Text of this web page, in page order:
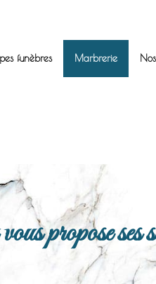
funèbres Marbrerie
ses